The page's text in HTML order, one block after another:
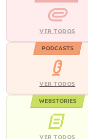
VER TODOS
PODCASTS
VER TODOS
WEBSTORIES
VER TODOS